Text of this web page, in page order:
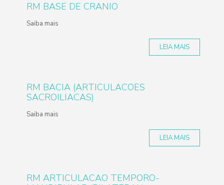
RM BASE DE CRANIO
Saiba mais
LEIA MAIS
RM BACIA (ARTICULACOES
SACROILIACAS)
Saiba mais
LEIA MAIS
RM ARTICULACAO TEMPORO-